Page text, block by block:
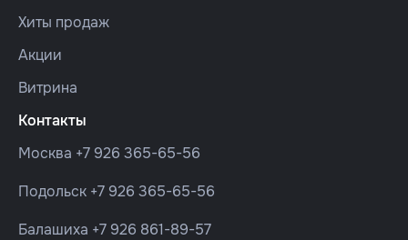
Хиты продаж
Акции
Витрина
Контакты
Москва +7 926 365-65-56
Подольск +7 926 365-65-56
Балашиха +7 926 861-89-57